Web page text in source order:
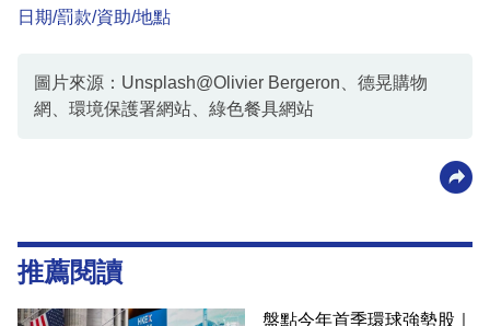
日期/罰款/資助/地點
圖片來源：Unsplash@Olivier Bergeron、德晃購物
網、環境保護署網站、綠色餐具網站
推薦閱讀
盤點今年首季環球強勢股｜